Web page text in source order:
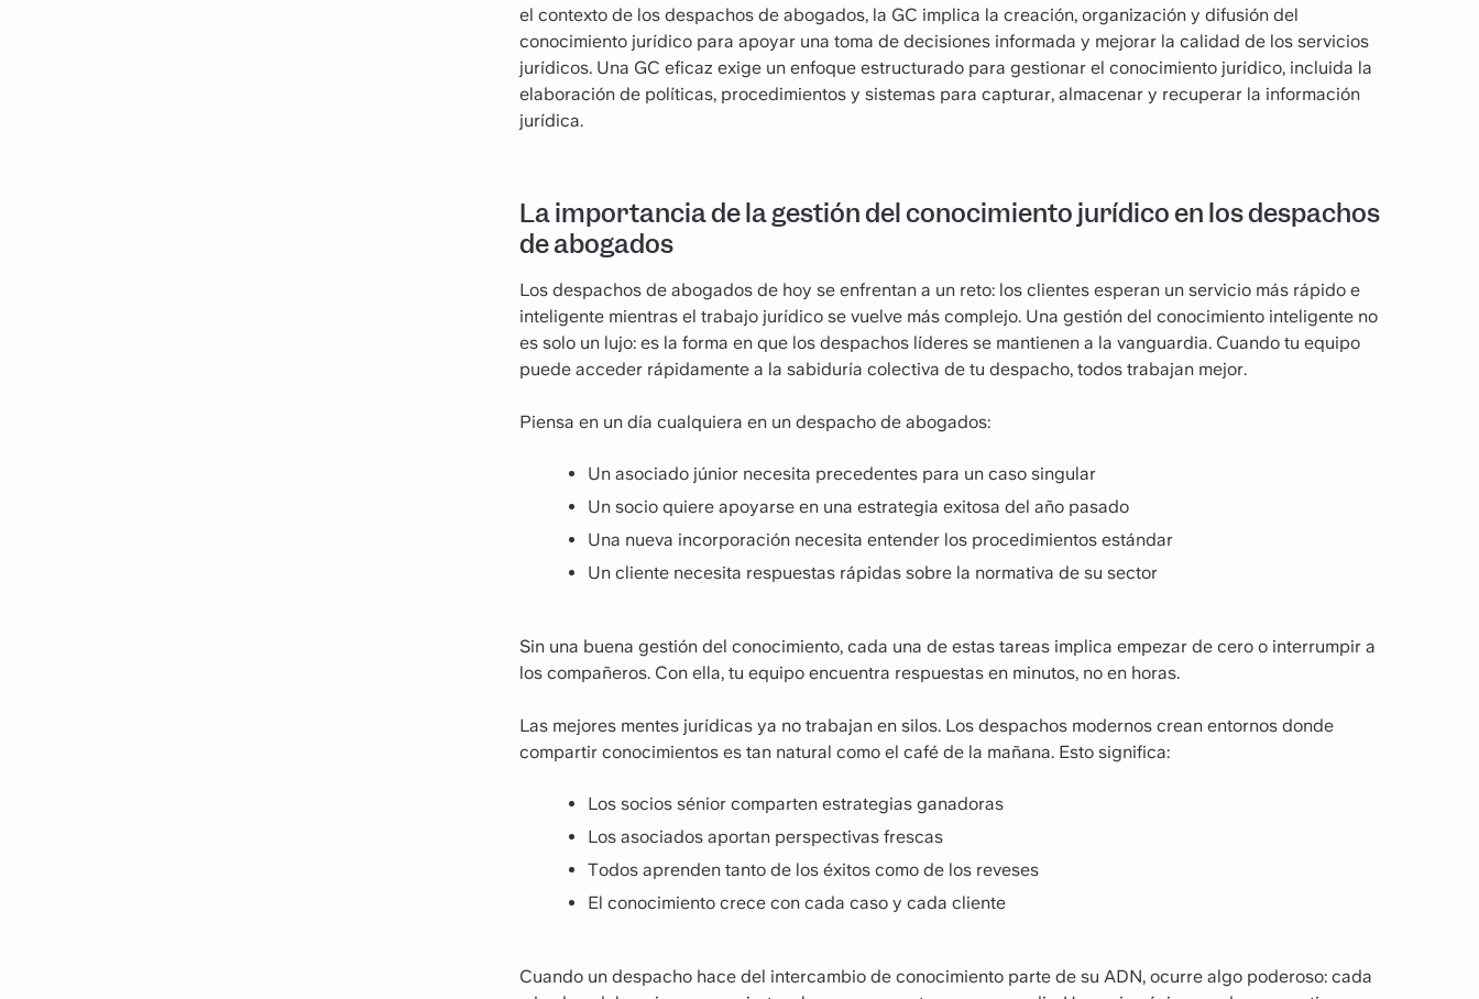
el contexto de los despachos de abogados, la GC implica la creación, organización y difusión del
conocimiento jurídico para apoyar una toma de decisiones informada y mejorar la calidad de los servicios
jurídicos. Una GC eficaz exige un enfoque estructurado para gestionar el conocimiento jurídico, incluida la
elaboración de políticas, procedimientos y sistemas para capturar, almacenar y recuperar la información
jurídica.
La importancia de la gestión del conocimiento jurídico en los despachos
de abogados
Los despachos de abogados de hoy se enfrentan a un reto: los clientes esperan un servicio más rápido e
inteligente mientras el trabajo jurídico se vuelve más complejo. Una gestión del conocimiento inteligente no
es solo un lujo: es la forma en que los despachos líderes se mantienen a la vanguardia. Cuando tu equipo
puede acceder rápidamente a la sabiduría colectiva de tu despacho, todos trabajan mejor.
Piensa en un día cualquiera en un despacho de abogados:
Un asociado júnior necesita precedentes para un caso singular
Un socio quiere apoyarse en una estrategia exitosa del año pasado
Una nueva incorporación necesita entender los procedimientos estándar
Un cliente necesita respuestas rápidas sobre la normativa de su sector
Sin una buena gestión del conocimiento, cada una de estas tareas implica empezar de cero o interrumpir a
los compañeros. Con ella, tu equipo encuentra respuestas en minutos, no en horas.
Las mejores mentes jurídicas ya no trabajan en silos. Los despachos modernos crean entornos donde
compartir conocimientos es tan natural como el café de la mañana. Esto significa:
Los socios sénior comparten estrategias ganadoras
Los asociados aportan perspectivas frescas
Todos aprenden tanto de los éxitos como de los reveses
El conocimiento crece con cada caso y cada cliente
Cuando un despacho hace del intercambio de conocimiento parte de su ADN, ocurre algo poderoso: cada